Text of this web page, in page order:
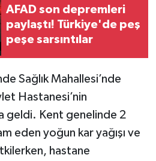
AFAD son depremleri
paylaştı! Türkiye'de peş
peşe sarsıntılar
Sağlık Mahallesi’nde
Hastanesi’nin
geldi. Kent genelinde 2
eden yoğun kar yağışı ve
hastane